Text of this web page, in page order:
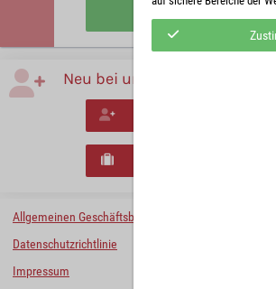
Anmelden
Neu bei uns?
Allgemeinen Geschäftsbedingungen
Datenschutzrichtlinie
Impressum